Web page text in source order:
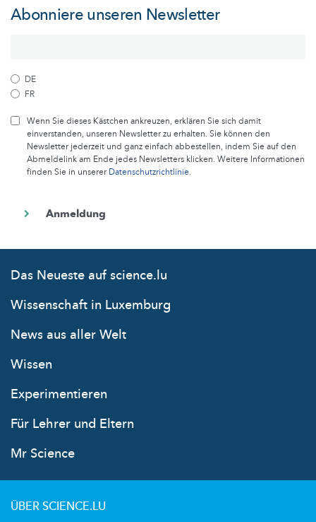
Abonniere unseren Newsletter
DE
FR
Wenn Sie dieses Kästchen ankreuzen, erklären Sie sich damit
einverstanden, unseren Newsletter zu erhalten. Sie können den
Newsletter jederzeit und ganz einfach abbestellen, indem Sie auf den
Abmeldelink am Ende jedes Newsletters klicken. Weitere Informationen
finden Sie in unsererDatenschutzrichtlinie.
Das Neueste auf science.lu
Wissenschaft in Luxemburg
News aus aller Welt
Wissen
Experimentieren
Für Lehrer und Eltern
Mr Science
ÜBER SCIENCE.LU